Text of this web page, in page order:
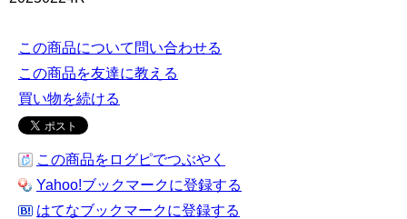
この商品について問い合わせる
この商品を友達に教える
買い物を続ける
この商品をログピでつぶやく
Yahoo!ブックマークに登録する
はてなブックマークに登録する